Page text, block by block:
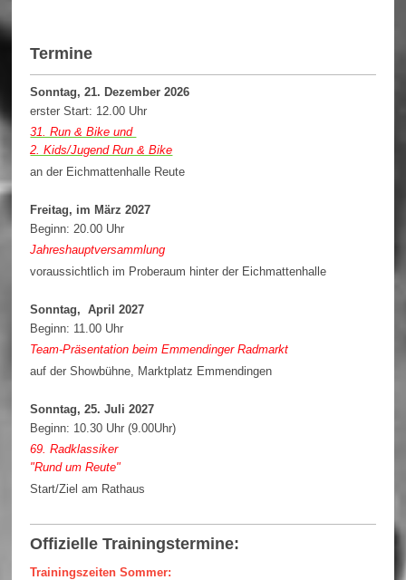
Termine
Sonntag, 21. Dezember 2026
erster Start: 12.00 Uhr
31. Run & Bike und
2. Kids/Jugend Run & Bike
an der Eichmattenhalle Reute
Freitag, im März 2027
Beginn: 20.00 Uhr
Jahreshauptversammlung
voraussichtlich im Proberaum hinter der Eichmattenhalle
Sonntag, April 2027
Beginn: 11.00 Uhr
Team-Präsentation beim Emmendinger Radmarkt
auf der Showbühne, Marktplatz Emmendingen
Sonntag, 25. Juli 2027
Beginn: 10.30 Uhr (9.00Uhr)
69. Radklassiker
"Rund um Reute"
Start/Ziel am Rathaus
Offizielle Trainingstermine:
Trainingszeiten Sommer: